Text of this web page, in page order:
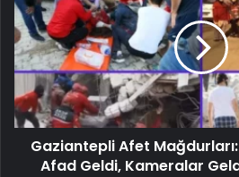
Gaziantepli Afet Mağdurları:
Afad Geldi, Kameralar